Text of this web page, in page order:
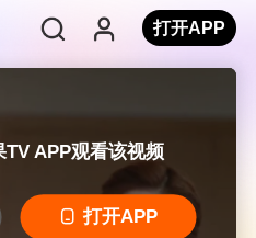
打开APP
APP观看该视频
打开APP